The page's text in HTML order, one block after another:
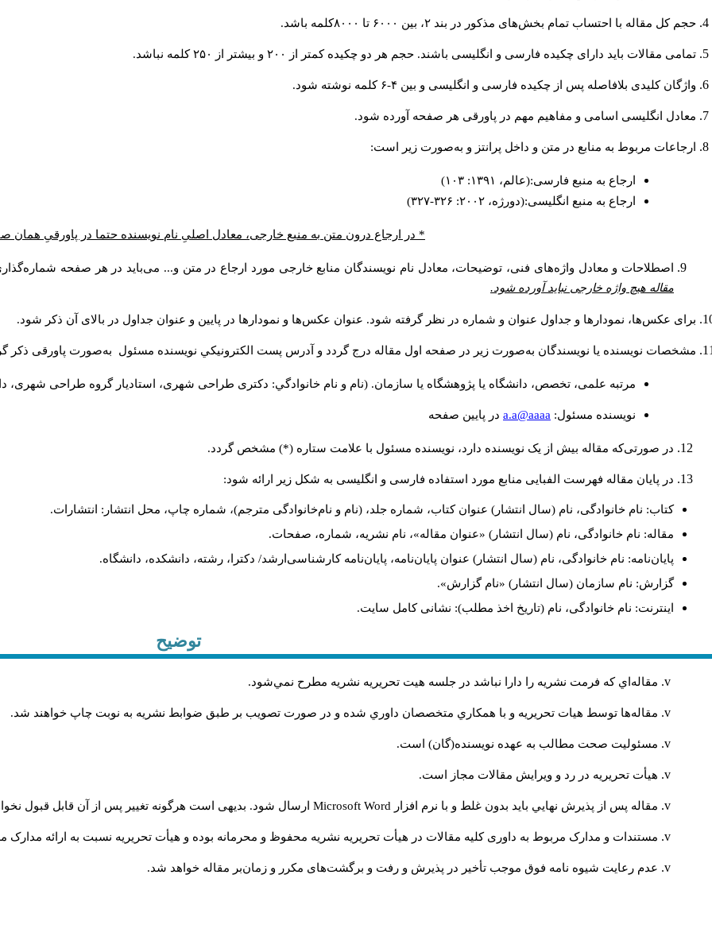
حجم کل مقاله با احتساب تمام بخش‌های مذکور در بند ۲، بین ۶۰۰۰ تا ۸۰۰۰کلمه باشد.
تمامی مقالات باید دارای چکیده فارسی و انگلیسی باشند. حجم هر دو چکیده کمتر از ۲۰۰ و بیشتر از ۲۵۰ کلمه نباشد.
واژگان کلیدی بلافاصله پس از چکیده فارسی و انگلیسی و بین ۴-۶ کلمه نوشته شود.
معادل انگلیسی اسامی و مفاهیم مهم در پاورقی هر صفحه آورده شود.
ارجاعات مربوط به منابع در متن و داخل پرانتز و به‌صورت زیر است:
ارجاع به منبع فارسی:(عالم، ۱۳۹۱: ۱۰۳)
ارجاع به منبع انگلیسی:(دورژه، ۲۰۰۲: ۳۲۶-۳۲۷)
* در ارجاع درون متن به منبع خارجی، معادل اصلیِ نام نویسنده حتما در پاورقیِ همان
اصطلاحات و معادل واژه‌های فنی، توضیحات، معادل نام نویسندگان منابع خارجی مورد ارجاع در متن و... می‌باید در هر صفحه
مقاله هیچ واژه خارجی نباید آورده شود.
برای عکس‌ها، نمودارها و جداول عنوان و شماره در نظر گرفته شود. عنوان عکس‌ها و نمودارها در پایین و عنوان جداول در بالای آن ذکر شود.
مشخصات نویسنده یا نویسندگان به‌صورت زیر در صفحه اول مقاله درج گردد و آدرس پست الكترونيكي نويسنده مسئول به‌صورت پاورقی ذکر
مرتبه علمی، تخصص، دانشگاه یا پژوهشگاه یا سازمان. (نام و نام خانوادگي: دکتری طراحی شهری، استادیار گروه طراحی شهری،
نويسنده مسئول: a.a@aaaa در پايين صفحه
در صورتی‌که مقاله بیش از یک نویسنده دارد، نویسنده مسئول با علامت ستاره (*) مشخص گردد.
در پایان مقاله فهرست الفبایی منابع مورد استفاده فارسی و انگلیسی به شکل زیر ارائه شود:
کتاب: نام خانوادگی، نام (سال انتشار) عنوان کتاب، شماره جلد، (نام و نام‌خانوادگی مترجم)، شماره چاپ، محل انتشار: انتشارات.
مقاله: نام خانوادگی، نام (سال انتشار) «عنوان مقاله»، نام نشریه، شماره، صفحات.
پایان‌نامه: نام خانوادگی، نام (سال انتشار) عنوان پایان‌نامه، پایان‌نامه کارشناسی‌ارشد/ دکترا، رشته، دانشکده، دانشگاه.
گزارش: نام سازمان (سال انتشار) «نام گزارش».
اینترنت: نام خانوادگی، نام (تاریخ اخذ مطلب): نشانی کامل سایت.
توضیح
مقاله‌اي كه فرمت نشريه را دارا نباشد در جلسه هيت تحريريه نشريه مطرح نمي‌شود.
مقاله‌ها توسط هیات تحريريه و با همکاري متخصصان داوري شده و در صورت تصويب بر طبق ضوابط نشريه به نوبت چاپ خواهند شد.
مسئوليت صحت مطالب به عهده نويسنده(گان) است.
هيأت تحريريه در رد و ويرايش مقالات مجاز است.
مقاله پس از پذيرش نهايي باید بدون غلط و با نرم افزار Microsoft Word ارسال شود. بدیهی است هرگونه تغییر پس از آن قابل قبول
مستندات و مدارک مربوط به داوری کلیه مقالات در هیأت تحریریه نشریه محفوظ و محرمانه بوده و هیأت تحریریه نسبت به ارائه مدارک
عدم رعایت شیوه نامه فوق موجب تأخیر در پذیرش و رفت و برگشت‌‌های مکرر و زمان‌بر مقاله خواهد شد.